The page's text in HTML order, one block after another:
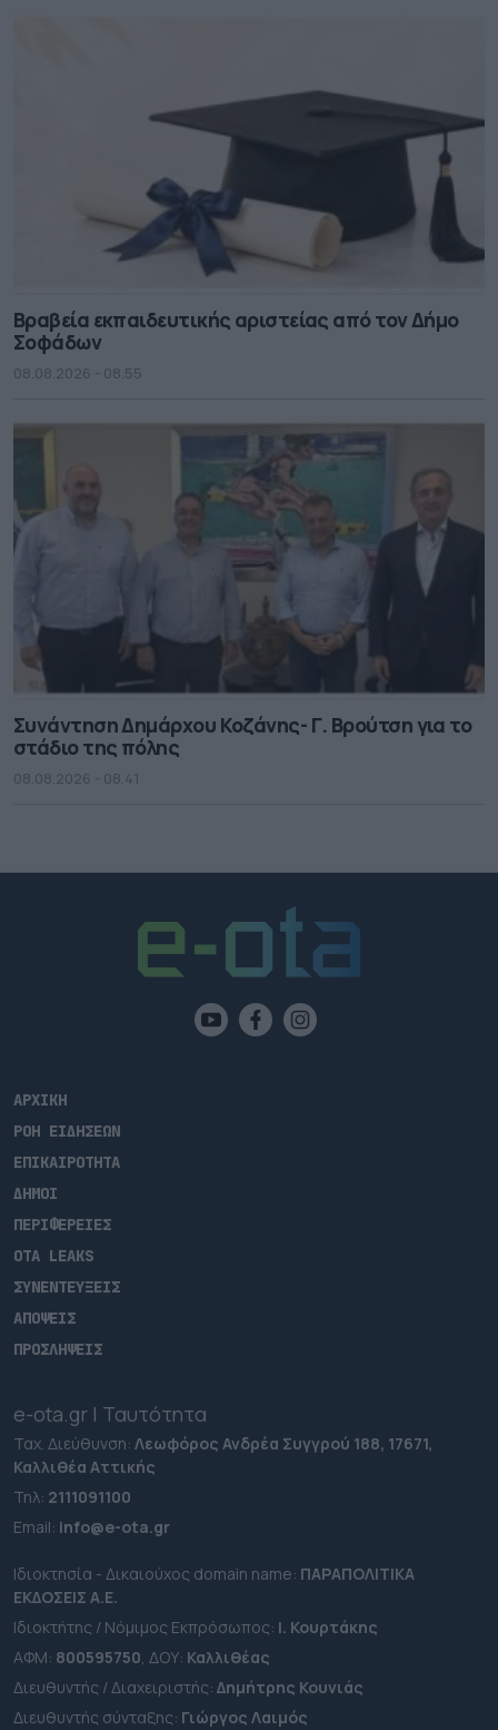
Βραβεία εκπαιδευτικής αριστείας από τον Δήμο
Σοφάδων
08.08.2026 - 08.55
Συνάντηση Δημάρχου Κοζάνης- Γ. Βρούτση για το
στάδιο της πόλης
08.08.2026 - 08.41
ΑΡΧΙΚΗ
ΡΟΗ ΕΙΔΗΣΕΩΝ
ΕΠΙΚΑΙΡΟΤΗΤΑ
ΔΗΜΟΙ
ΠΕΡΙΦΕΡΕΙΕΣ
OTA LEAKS
ΣΥΝΕΝΤΕΥΞΕΙΣ
ΑΠΟΨΕΙΣ
ΠΡΟΣΛΗΨΕΙΣ
e-ota.gr | Ταυτότητα
Ταχ. Διεύθυνση: Λεωφόρος Ανδρέα Συγγρού 188, 17671,
Καλλιθέα Αττικής
Τηλ: 2111091100
Εmail: info@e-ota.gr
Ιδιοκτησία - Δικαιούχος domain name: ΠΑΡΑΠΟΛΙΤΙΚΑ
ΕΚΔΟΣΕΙΣ A.E.
Ιδιοκτήτης / Νόμιμος Εκπρόσωπος: Ι. Κουρτάκης
ΑΦΜ: 800595750, ΔΟΥ: Καλλιθέας
Διευθυντής / Διαχειριστής: Δημήτρης Κουνιάς
Διευθυντής σύνταξης: Γιώργος Λαιμός